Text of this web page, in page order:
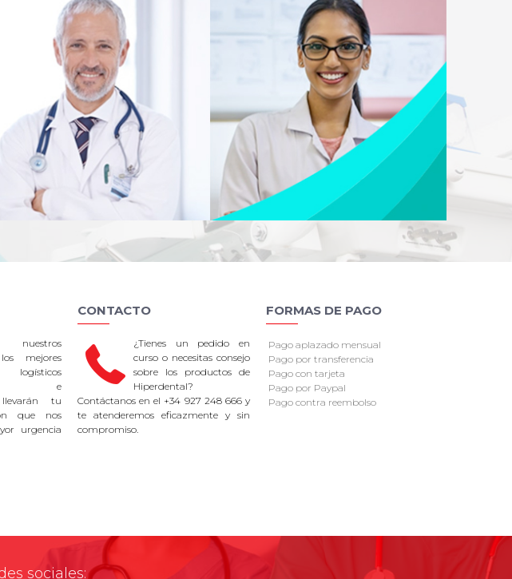
nuestros
mejores
logísticos
e
llevarán tu
que nos
urgencia
CONTACTO
¿Tienes un pedido en
curso o necesitas consejo
sobre los productos de
Hiperdental?
Contáctanos en el +34 927 248 666 y
te atenderemos eficazmente y sin
compromiso.
FORMAS DE PAGO
Pago aplazado mensual
Pago por transferencia
Pago con tarjeta
Pago por Paypal
Pago contra reembolso
sociales: